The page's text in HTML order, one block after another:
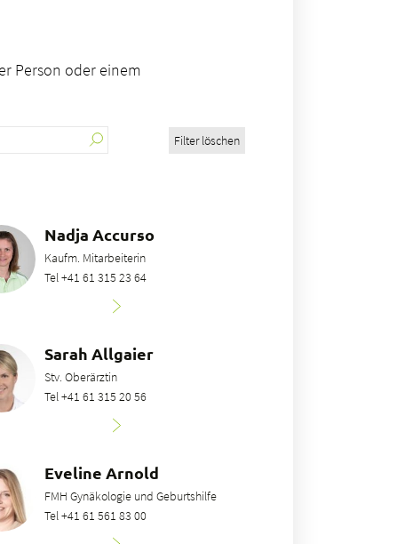
Person oder einem
Filter löschen
Nadja Accurso
Kaufm. Mitarbeiterin
Tel +41 61 315 23 64
Sarah Allgaier
Stv. Oberärztin
Tel +41 61 315 20 56
Eveline Arnold
FMH Gynäkologie und Geburtshilfe
Tel +41 61 561 83 00